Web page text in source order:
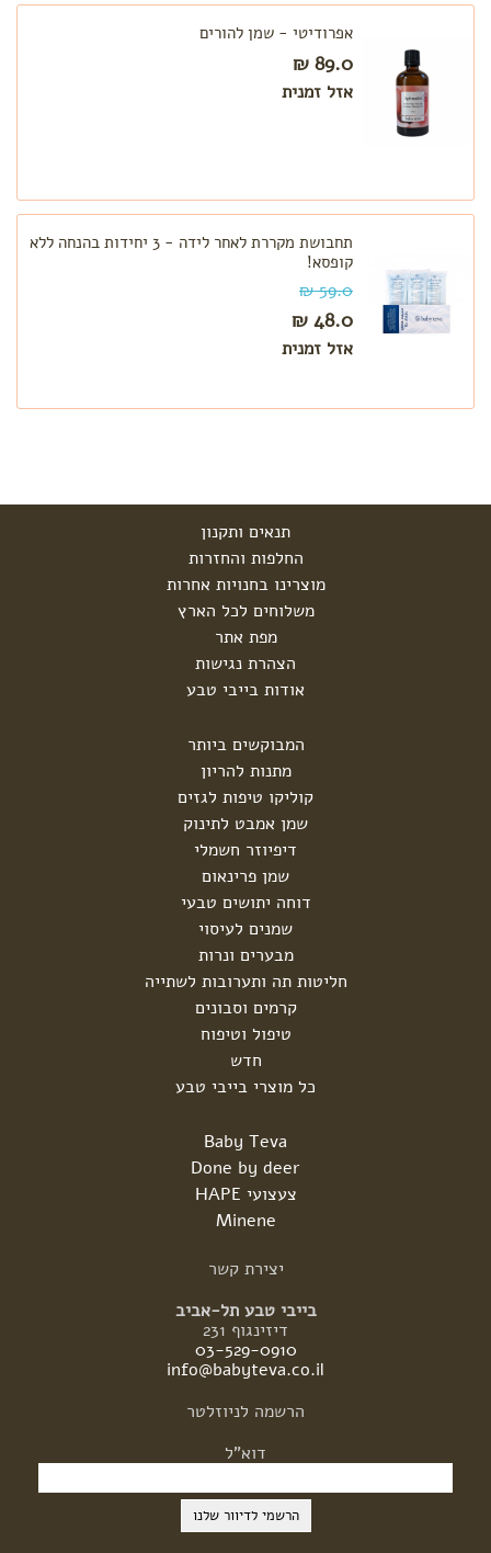
אפרודיטי - שמן להורים
89.0 ₪
אזל זמנית
תחבושת מקררת לאחר לידה - 3 יחידות בהנחה ללא
קופסא!
59.0 ₪
48.0 ₪
אזל זמנית
תנאים ותקנון
החלפות והחזרות
מוצרינו בחנויות אחרות
משלוחים לכל הארץ
מפת אתר
הצהרת נגישות
אודות בייבי טבע
המבוקשים ביותר
מתנות להריון
קוליקו טיפות לגזים
שמן אמבט לתינוק
דיפיוזר חשמלי
שמן פרינאום
דוחה יתושים טבעי
שמנים לעיסוי
מבערים ונרות
חליטות תה ותערובות לשתייה
קרמים וסבונים
טיפול וטיפוח
חדש
כל מוצרי בייבי טבע
Baby Teva
Done by deer
צעצועי HAPE
Minene
יצירת קשר
בייבי טבע תל-אביב
דיזינגוף 231
03-529-0910
info@babyteva.co.il
הרשמה לניוזלטר
דוא"ל